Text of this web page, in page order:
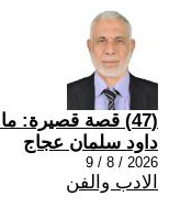
(47) قصة قصيرة: ما لم يحمله الماء
داود سلمان عجاج
2026 / 8 / 9
الادب والفن